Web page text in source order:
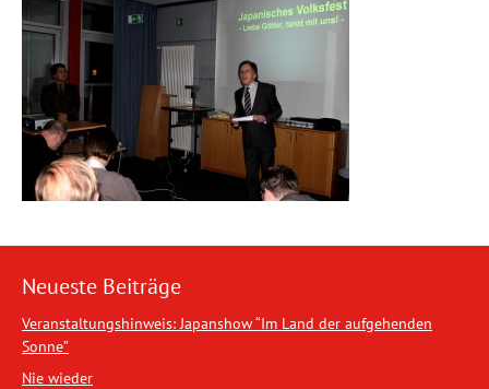
Neueste Beiträge
Veranstaltungshinweis: Japanshow “Im Land der aufgehenden
Sonne”
Nie wieder